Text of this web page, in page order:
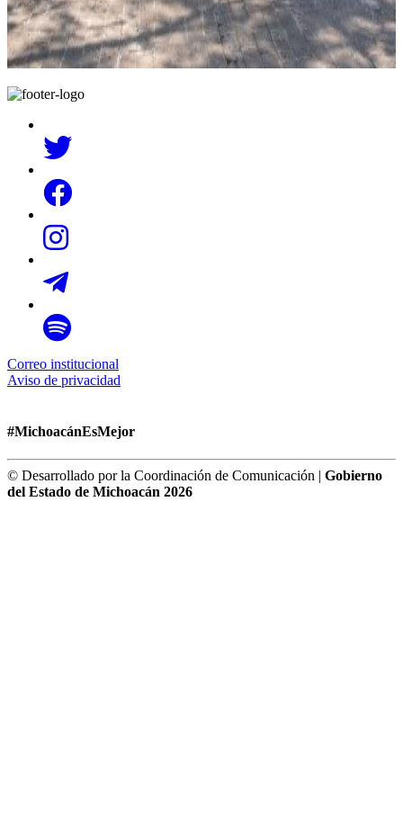
Correo institucional
Aviso de privacidad
#MichoacánEsMejor
© Desarrollado por la Coordinación de Comunicación | Gobierno
del Estado de Michoacán 2026